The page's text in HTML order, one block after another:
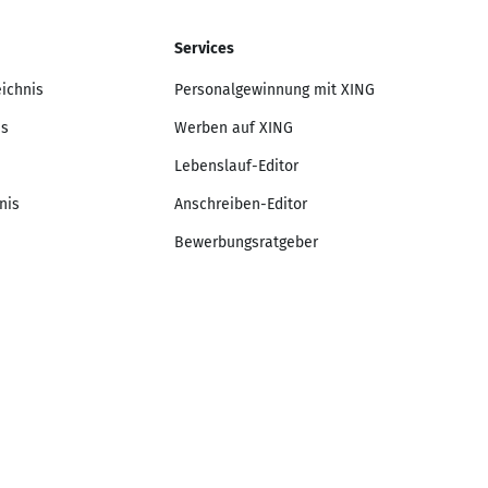
Services
Personalgewinnung mit XING
Werben auf XING
Lebenslauf-Editor
Anschreiben-Editor
Bewerbungsratgeber